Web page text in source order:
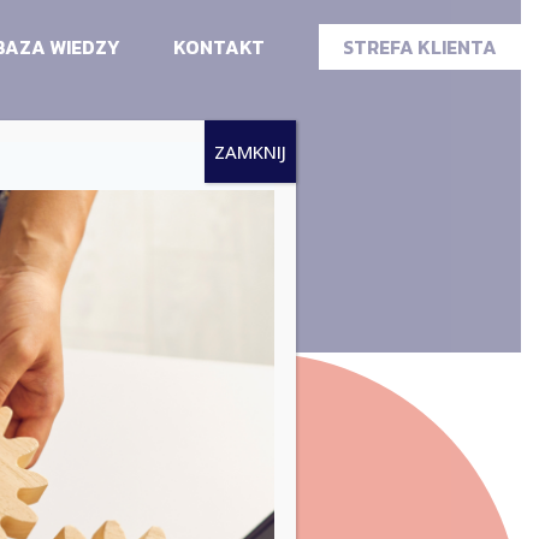
WIEDZY KONTAKT STREFA KLIENTA
ZAMKNIJ